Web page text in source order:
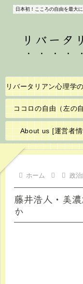
日本初！こころの自由を最大
リバータ
ココロの自由（左の
About us [運営者
ホーム 政
藤井浩人・美
か